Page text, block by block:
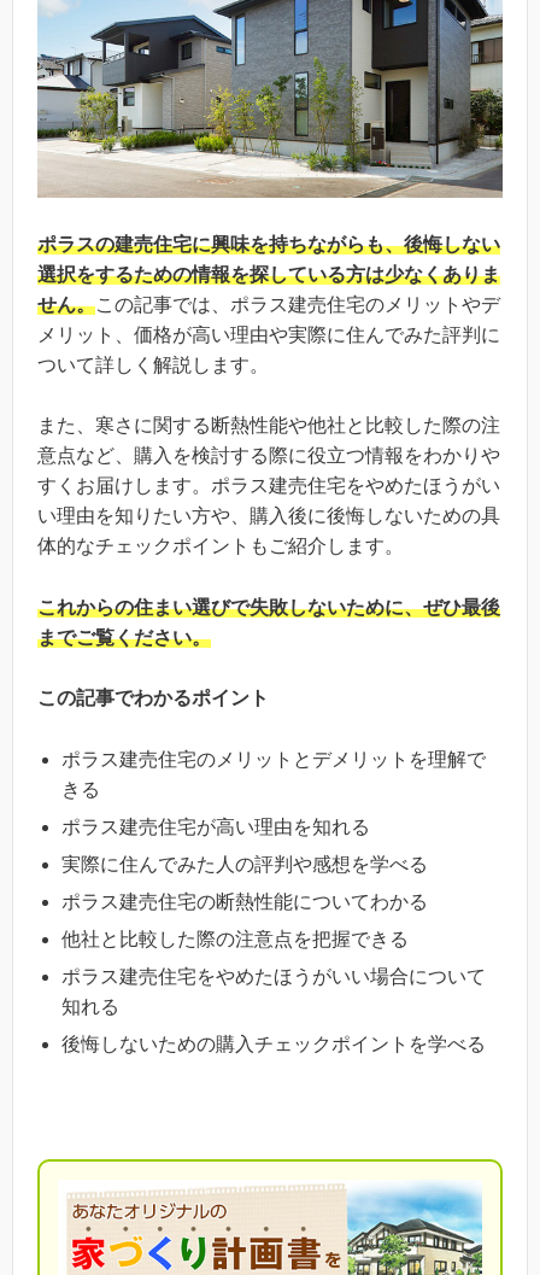
ポラスの建売住宅に興味を持ちながらも、後悔しない
選択をするための情報を探している方は少なくありま
せん。この記事では、ポラス建売住宅のメリットやデ
メリット、価格が高い理由や実際に住んでみた評判に
ついて詳しく解説します。
また、寒さに関する断熱性能や他社と比較した際の注
意点など、購入を検討する際に役立つ情報をわかりや
すくお届けします。ポラス建売住宅をやめたほうがい
い理由を知りたい方や、購入後に後悔しないための具
体的なチェックポイントもご紹介します。
これからの住まい選びで失敗しないために、ぜひ最後
までご覧ください。
この記事でわかるポイント
ポラス建売住宅のメリットとデメリットを理解で
きる
ポラス建売住宅が高い理由を知れる
実際に住んでみた人の評判や感想を学べる
ポラス建売住宅の断熱性能についてわかる
他社と比較した際の注意点を把握できる
ポラス建売住宅をやめたほうがいい場合について
知れる
後悔しないための購入チェックポイントを学べる